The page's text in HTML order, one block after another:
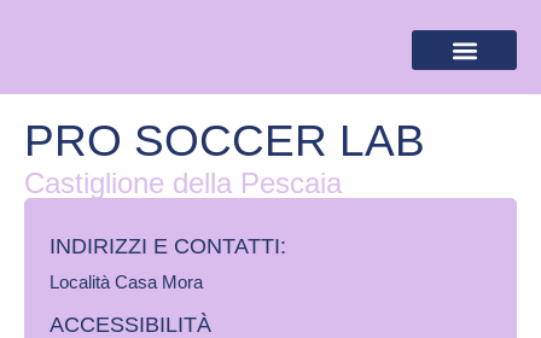
PRO SOCCER LAB
Castiglione della Pescaia
INDIRIZZI E CONTATTI:​
Località Casa Mora
ACCESSIBILITÀ